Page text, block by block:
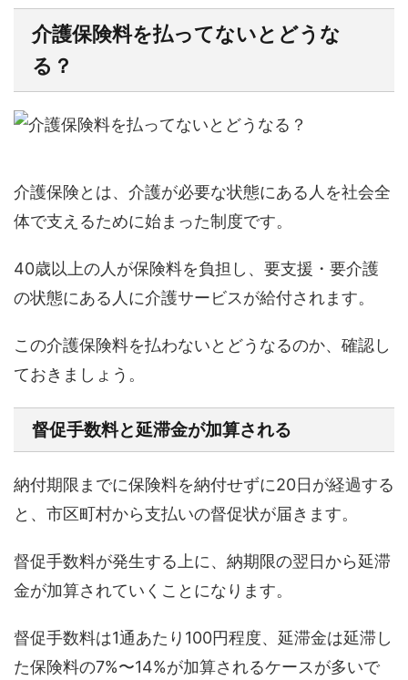
介護保険料を払ってないとどうな
る？
介護保険とは、介護が必要な状態にある人を社会全
体で支えるために始まった制度です。
40歳以上の人が保険料を負担し、要支援・要介護
の状態にある人に介護サービスが給付されます。
この介護保険料を払わないとどうなるのか、確認し
ておきましょう。
督促手数料と延滞金が加算される
納付期限までに保険料を納付せずに20日が経過する
と、市区町村から支払いの督促状が届きます。
督促手数料が発生する上に、納期限の翌日から延滞
金が加算されていくことになります。
督促手数料は1通あたり100円程度、延滞金は延滞し
た保険料の7%〜14%が加算されるケースが多いで